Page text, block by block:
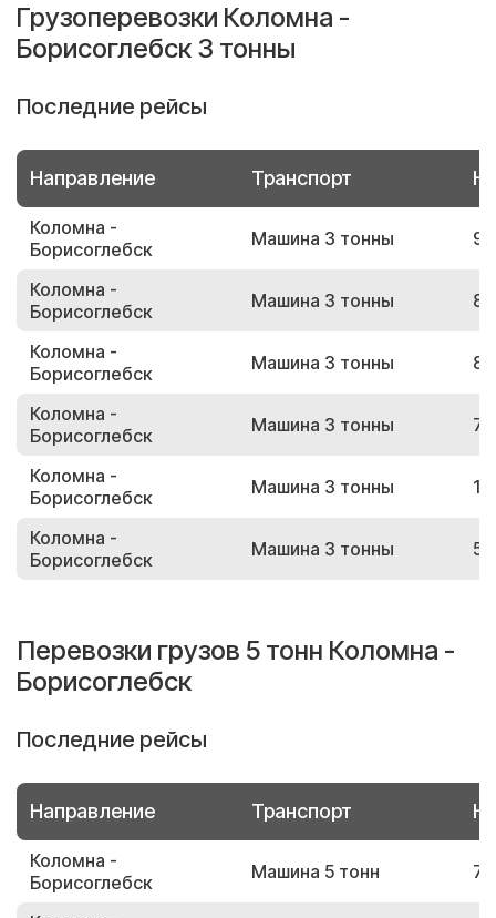
Грузоперевозки Коломна -
Борисоглебск 3 тонны
Последние рейсы
Направление Транспорт
Коломна -
Борисоглебск
Машина 3 тонны
Коломна -
Борисоглебск
Машина 3 тонны
Коломна -
Борисоглебск
Машина 3 тонны
Коломна -
Борисоглебск
Машина 3 тонны
Коломна -
Борисоглебск
Машина 3 тонны
Коломна -
Борисоглебск
Машина 3 тонны
Перевозки грузов 5 тонн Коломна -
Борисоглебск
Последние рейсы
Направление Транспорт
Коломна -
Борисоглебск
Машина 5 тонн